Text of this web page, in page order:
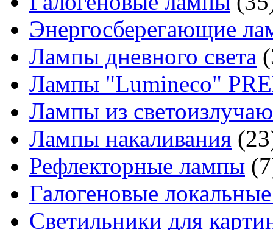
Энергосберегающие
Лампы дневного света
Лампы "Lumineco"
Лампы из
Лампы накаливания
Рефлекторные лампы
Галогеновые
Светильники для